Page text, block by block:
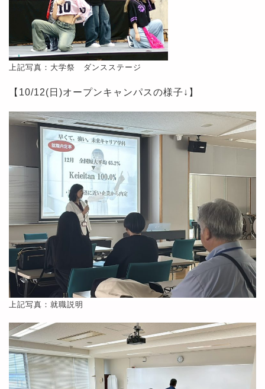
上記写真：大学祭 ダンスステージ
【10/12(日)オープンキャンパスの様子↓】
上記写真：就職説明